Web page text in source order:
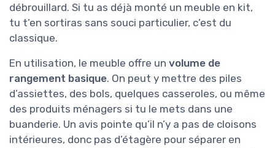
débrouillard. Si tu as déjà monté un meuble en kit,
tu t’en sortiras sans souci particulier, c’est du
classique.
En utilisation, le meuble offre un volume de
rangement basique. On peut y mettre des piles
d’assiettes, des bols, quelques casseroles, ou même
des produits ménagers si tu le mets dans une
buanderie. Un avis pointe qu’il n’y a pas de cloisons
intérieures, donc pas d’étagère pour séparer en